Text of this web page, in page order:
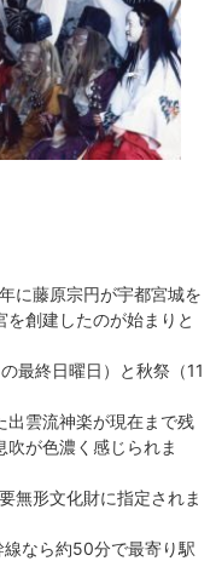
に藤原宗円が宇都宮城を
創建したのが始まりと
最終日曜日）と秋祭（11
出雲流神楽が現在まで残
が色濃く感じられま
無形文化財に指定されま
なら約50分で最寄り駅